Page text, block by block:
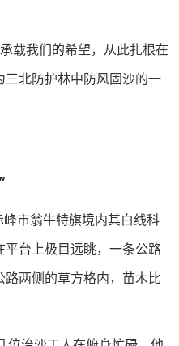
载我们的希望，从此扎根在
北防护林中防风固沙的一
市翁牛特旗境内其白线科
台上极目远眺，一条公路
两侧的草方格内，苗木比